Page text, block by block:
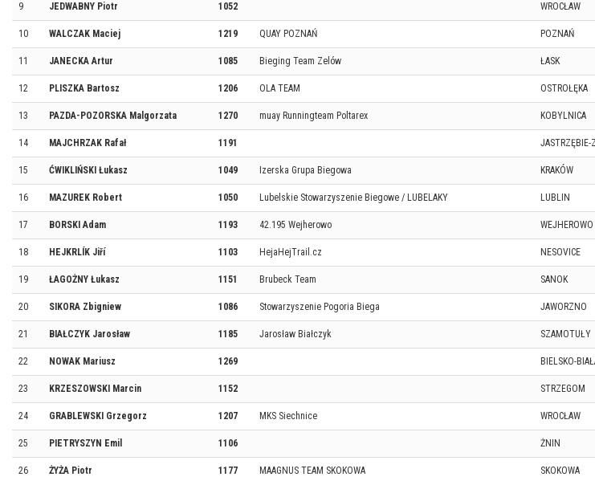
9 JEDWABNY Piotr 1052 WROCŁAW
10 WALCZAK Maciej 1219 QUAY POZNAŃ POZNAŃ
11 JANECKA Artur 1085 Bieging Team Zelów ŁASK
12 PLISZKA Bartosz 1206 OLA TEAM OSTROŁĘKA
13 PAZDA-POZORSKA Malgorzata 1270 muay Runningteam Poltarex KOBYLNICA
14 MAJCHRZAK Rafał 1191 JASTRZĘBIE-
15 ĆWIKLIŃSKI Łukasz 1049 Izerska Grupa Biegowa KRAKÓW
16 MAZUREK Robert 1050 Lubelskie Stowarzyszenie Biegowe / LUBELAKY LUBLIN
17 BORSKI Adam 1193 42.195 Wejherowo WEJHEROWO
18 HEJKRLÍK Jiří 1103 HejaHejTrail.cz NESOVICE
19 ŁAGOŻNY Łukasz 1151 Brubeck Team SANOK
20 SIKORA Zbigniew 1086 Stowarzyszenie Pogoria Biega JAWORZNO
21 BIAŁCZYK Jarosław 1185 Jarosław Białczyk SZAMOTUŁY
22 NOWAK Mariusz 1269 BIELSKO-
23 KRZESZOWSKI Marcin 1152 STRZEGOM
24 GRABLEWSKI Grzegorz 1207 MKS Siechnice WROCŁAW
25 PIETRYSZYN Emil 1106 ŻNIN
26 ŻYŻA Piotr 1177 MAAGNUS TEAM SKOKOWA SKOKOWA